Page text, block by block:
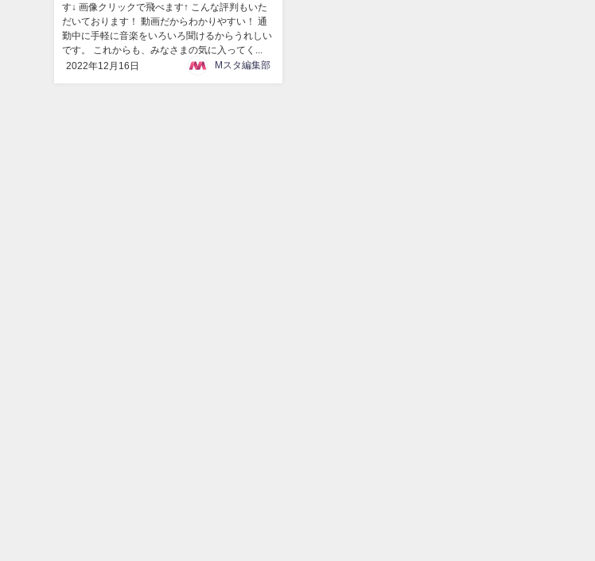
す↓ 画像クリックで飛べます↑ こんな評判もいた
だいております！ 動画だからわかりやすい！ 通
勤中に手軽に音楽をいろいろ聞けるからうれしい
です。 これからも、みなさまの気に入ってく...
2022年12月16日
Mスタ編集部